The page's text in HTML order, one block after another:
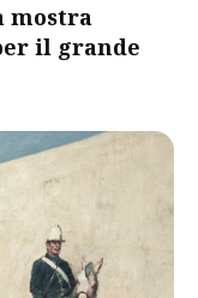
mostra
il grande